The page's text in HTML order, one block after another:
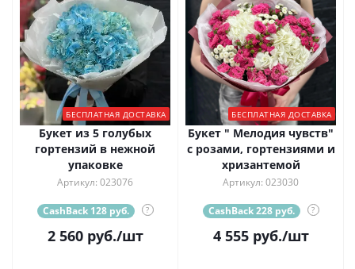
БЕСПЛАТНАЯ ДОСТАВКА
Букет из 5 голубых
гортензий в нежной
упаковке
Артикул: 023076
CashBack 128 руб. ?
2 560руб./шт
БЕСПЛАТНАЯ ДОСТАВКА
Букет " Мелодия чувств"
с розами, гортензиями и
хризантемой
Артикул: 023030
CashBack 228 руб. ?
4 555руб./шт